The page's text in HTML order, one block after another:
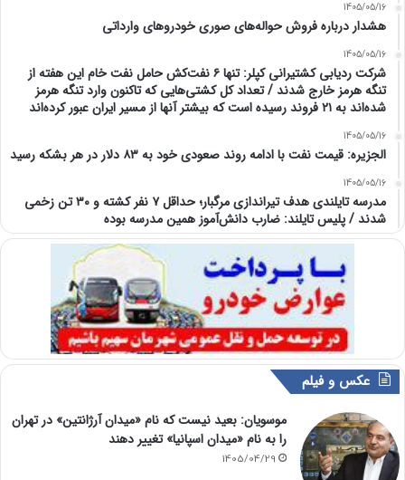
1405/05/16
هشدار درباره فروش حواله‌های صوری خودروهای وارداتی
1405/05/16
شرکت ردیابی کشتیرانی کپلر: تنها ۶ نفت‌کش حامل نفت خام این هفته از
تنگه هرمز خارج شدند / تعداد کل کشتی‌هایی که تاکنون وارد تنگه هرمز
شده‌اند به ۲۱ فروند رسیده است که بیشتر آنها از مسیر ایران عبور کرده‌اند
1405/05/16
الجزیره: قیمت نفت با ادامه روند صعودی خود به ۸۳ دلار در هر بشکه رسید
1405/05/16
مدرسه تایلندی هدف تیراندازی مرگبار؛ حداقل ۷ نفر کشته و ۳۰ تن زخمی
شدند / پلیس تایلند: ضارب دانش‌آموز همین مدرسه بوده
عکس و فیلم
موسویان: بعید نیست که نام «میدان آرژانتین» در تهران
را به نام «میدان اسپانیا» تغییر دهند
1405/04/29